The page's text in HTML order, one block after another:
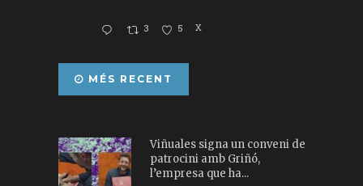
3 5 X
MÉS RECENT
Viñuales signa un conveni de
patrocini amb Griñó,
l’empresa que ha...